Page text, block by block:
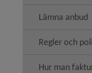
Lämna anbud
Regler och
Hur man